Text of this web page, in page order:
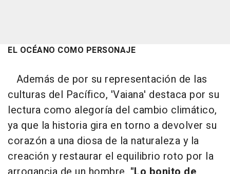
EL OCÉANO COMO PERSONAJE
Además de por su representación de las
culturas del Pacífico, 'Vaiana' destaca por su
lectura como alegoría del cambio climático,
ya que la historia gira en torno a devolver su
corazón a una diosa de la naturaleza y la
creación y restaurar el equilibrio roto por la